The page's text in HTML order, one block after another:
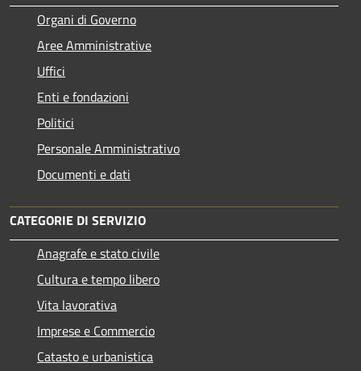
Organi di Governo
Aree Amministrative
Uffici
Enti e fondazioni
Politici
Personale Amministrativo
Documenti e dati
CATEGORIE DI SERVIZIO
Anagrafe e stato civile
Cultura e tempo libero
Vita lavorativa
Imprese e Commercio
Catasto e urbanistica